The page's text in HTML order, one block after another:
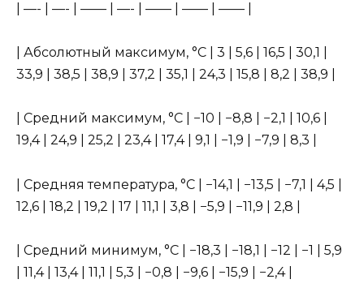
| —- | —- | —— | —- | —— | —— | —— |
| Абсолютный максимум, °C | 3 | 5,6 | 16,5 | 30,1 |
33,9 | 38,5 | 38,9 | 37,2 | 35,1 | 24,3 | 15,8 | 8,2 | 38,9 |
| Средний максимум, °C | −10 | −8,8 | −2,1 | 10,6 |
19,4 | 24,9 | 25,2 | 23,4 | 17,4 | 9,1 | −1,9 | −7,9 | 8,3 |
| Средняя температура, °C | −14,1 | −13,5 | −7,1 | 4,5 |
12,6 | 18,2 | 19,2 | 17 | 11,1 | 3,8 | −5,9 | −11,9 | 2,8 |
| Средний минимум, °C | −18,3 | −18,1 | −12 | −1 | 5,9
| 11,4 | 13,4 | 11,1 | 5,3 | −0,8 | −9,6 | −15,9 | −2,4 |